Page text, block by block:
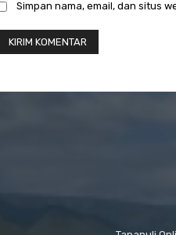
Simpan nama, email, dan situs